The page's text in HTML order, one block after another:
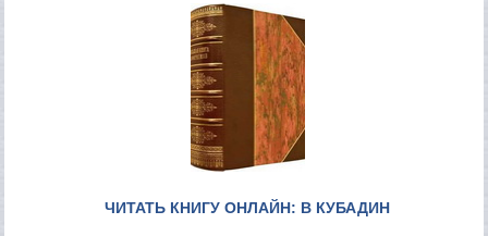
ЧИТАТЬ КНИГУ ОНЛАЙН: В КУБАДИН